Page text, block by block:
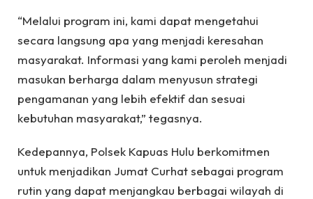
“Melalui program ini, kami dapat mengetahui
secara langsung apa yang menjadi keresahan
masyarakat. Informasi yang kami peroleh menjadi
masukan berharga dalam menyusun strategi
pengamanan yang lebih efektif dan sesuai
kebutuhan masyarakat,” tegasnya.
Kedepannya, Polsek Kapuas Hulu berkomitmen
untuk menjadikan Jumat Curhat sebagai program
rutin yang dapat menjangkau berbagai wilayah di